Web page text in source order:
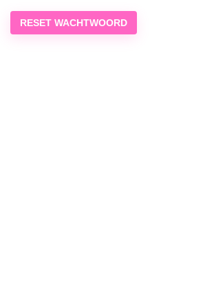
RESET WACHTWOORD